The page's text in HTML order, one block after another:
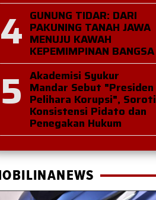
4 GUNUNG TIDAR: DARI
PAKUNING TANAH JAWA
MENUJU KAWAH
KEPEMIMPINAN BANGSA
5 Akademisi Syukur
Mandar Sebut "Presiden
Pelihara Korupsi", Soroti
Konsistensi Pidato dan
Penegakan Hukum